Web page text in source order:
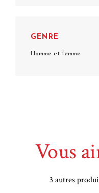
GENRE
Homme et femme
Vous
3 autres